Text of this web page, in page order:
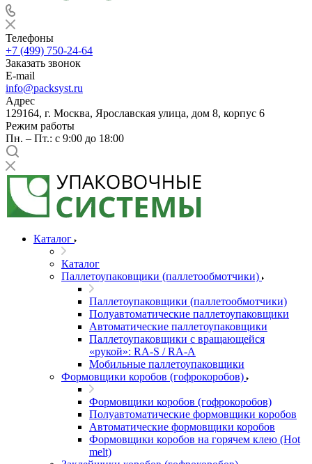
Телефоны
+7 (499) 750-24-64
Заказать звонок
E-mail
info@packsyst.ru
Адрес
129164, г. Москва, Ярославская улица, дом 8, корпус 6
Режим работы
Пн. – Пт.: с 9:00 до 18:00
Каталог
Каталог
Паллетоупаковщики (паллетообмотчики)
Паллетоупаковщики (паллетообмотчики)
Полуавтоматические паллетоупаковщики
Автоматические паллетоупаковщики
Паллетоупаковщики с вращающейся
«рукой»: RA-S / RA-A
Мобильные паллетоупаковщики
Формовщики коробов (гофрокоробов)
Формовщики коробов (гофрокоробов)
Полуавтоматические формовщики коробов
Автоматические формовщики коробов
Формовщики коробов на горячем клею (Hot
melt)